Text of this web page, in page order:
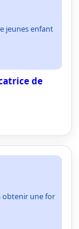
jeunes enfant
de
obtenir une for